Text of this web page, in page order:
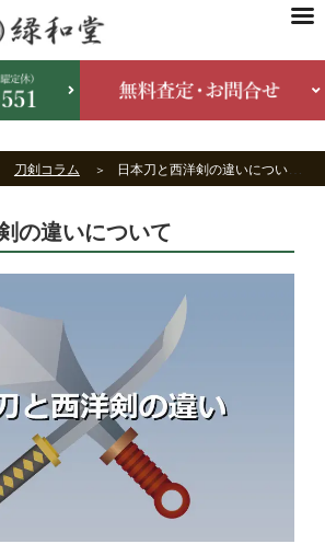
刀剣コラム 日本刀と西洋剣の違いについて
の違いについて